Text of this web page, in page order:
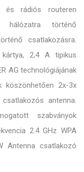
és rádiós routeren
hálózatra történő
csatlakozásra.
2,4 A tipikus
AG technológiájának
köszönhetően 2x-3x
antenna.
szabványok
2.4 GHz WPA
Antenna csatlakozó